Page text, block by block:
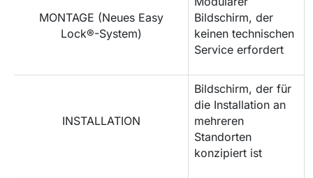
MONTAGE (Neues Easy
Lock®-System)
Bildschirm, der
keinen technischen
Service erfordert
INSTALLATION
Bildschirm, der für
die Installation an
mehreren
Standorten
konzipiert ist